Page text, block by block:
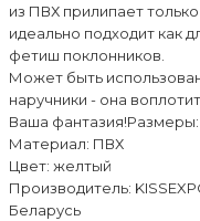
из ПВХ прилипает
идеально подходит как
фетиш поклонников.
Может быть
наручники - она
Ваша фантазия!Размеры:
Материал: ПВХ
Цвет: желтый
Производитель:
Беларусь